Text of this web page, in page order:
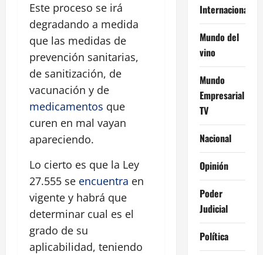
Este proceso se irá
degradando a medida
que las medidas de
prevención sanitarias,
de sanitización, de
vacunación y de
medicamentos que
curen en mal vayan
apareciendo.
Lo cierto es que la Ley
27.555 se encuentra en
vigente y habrá que
determinar cual es el
grado de su
aplicabilidad, teniendo
Internacional
Mundo del
vino
Mundo
Empresarial
TV
Nacional
Opinión
Poder
Judicial
Política